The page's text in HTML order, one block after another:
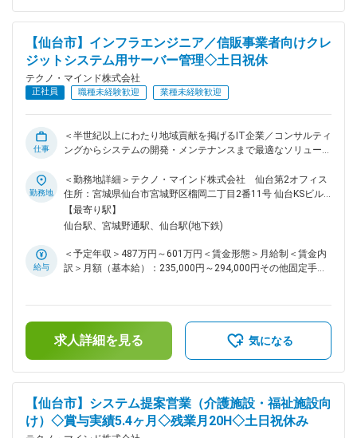
岡市にあるお客様先の半導体工場に常駐し、MESの安定稼働と
改善のための業務に携わっていただきます。 ◇システムの運
用・保守： マニュアルに沿ったシステムの稼働状況確認や障
害復旧対応を行います。 「工場を止めない」という重要なミ
ッションを担います。 ◇システムの開発・改善： お客様から
の「こんなことができないか？」という相談をヒントに、課題
言語：Java、Python、C#、VB.net DB/BI：Oracle BI、Spotfire
など ■組織構成： 産業福祉システム部 54名 ■育成体制：
して成長できる環境を整えています。 ◇入社後に本社にて業務
基礎の教育（3か月～1年程度）を行い、その後、客先にて実
務の教育を行います。 ◇継続的サポートでご自身のキャリア形
成を支援いたします。 変更の範囲：会社の定める業務
定手当を含めた表記です。
【仙台市】インフラエンジニア／信販事業者向けクレ
ジットシステム用サーバー管理◇土日祝休
テクノ・マインド株式会社
正社員 職種未経験歓迎 業種未経験歓迎
仕事
＜半世紀以上にわたり地域貢献を掲げるIT企業／コンサルティ
ングからシステムの開発・メンテナンスまで最適なソリューシ
概要： 信販事業者向けクレジットシステム用サーバーのイン
フラ業務をお任せします。 ■業務詳細： ◇定例：サーバ証明書
設定／更新、セキュリティパッチ適用作業、月次報告資料作成
◇随時：問い合わせ対応、障害時の調査／対応、客先でのサー
規インフラ導入の提案 ■組織構成： 産業福祉システム部 54名
■育成体制： ◇プロジェクトリーダーのもと、既存インフラ構
ます。 ■当社について： ◇当社は東北を中心に、官公・自治体
や民間企業向けに情報システムの企画・構築・運用を一貫して
手掛けてきた技術者集団です。 ◇とりわけ福島をはじめとした
地域自治体との取引実績が厚く、住民情報、税務、福祉、防災
ます。 ◇顧客との距離が近く、現場の声を聞きながら改善提案
を続けてきたことで、「地域の業務を理解しているパートナ
ー」として長期的な信頼関係を築いている点が、同業他社と比
較した際の大きな強みです。 変更の範囲：会社の定める業務
勤務地
＜勤務地詳細＞テクノ・マインド株式会社 仙台第2オフィス
住所：宮城県仙台市宮城野区榴岡二丁目2番11号 仙台KSビル
勤務地最寄駅：各線／仙台駅受動喫煙対策：その他（敷地内禁
煙（屋外喫煙可能場所あり））変更の範囲：会社の定める事業
【最寄り駅】
仙台駅、宮城野通駅、仙台駅(地下鉄)
給与
＜予定年収＞487万円～601万円＜賃金形態＞月給制＜賃金内
訳＞月額（基本給）：235,000円～294,000円その他固定手当/
その他固定手当：住宅手当■昇給：年1回（4月）■賞与：年3回
（夏期、冬期、年末）※2023年実績5.6か月、2024年実績5.3
か月、2025年実績5.4か月賃金はあくまでも目安の金額であ
定手当を含めた表記です。
求人詳細を見る 気になる
【仙台市】システム提案営業（介護施設・福祉施設向
け）◇賞与実績5.4ヶ月◇残業月20H◇土日祝休み